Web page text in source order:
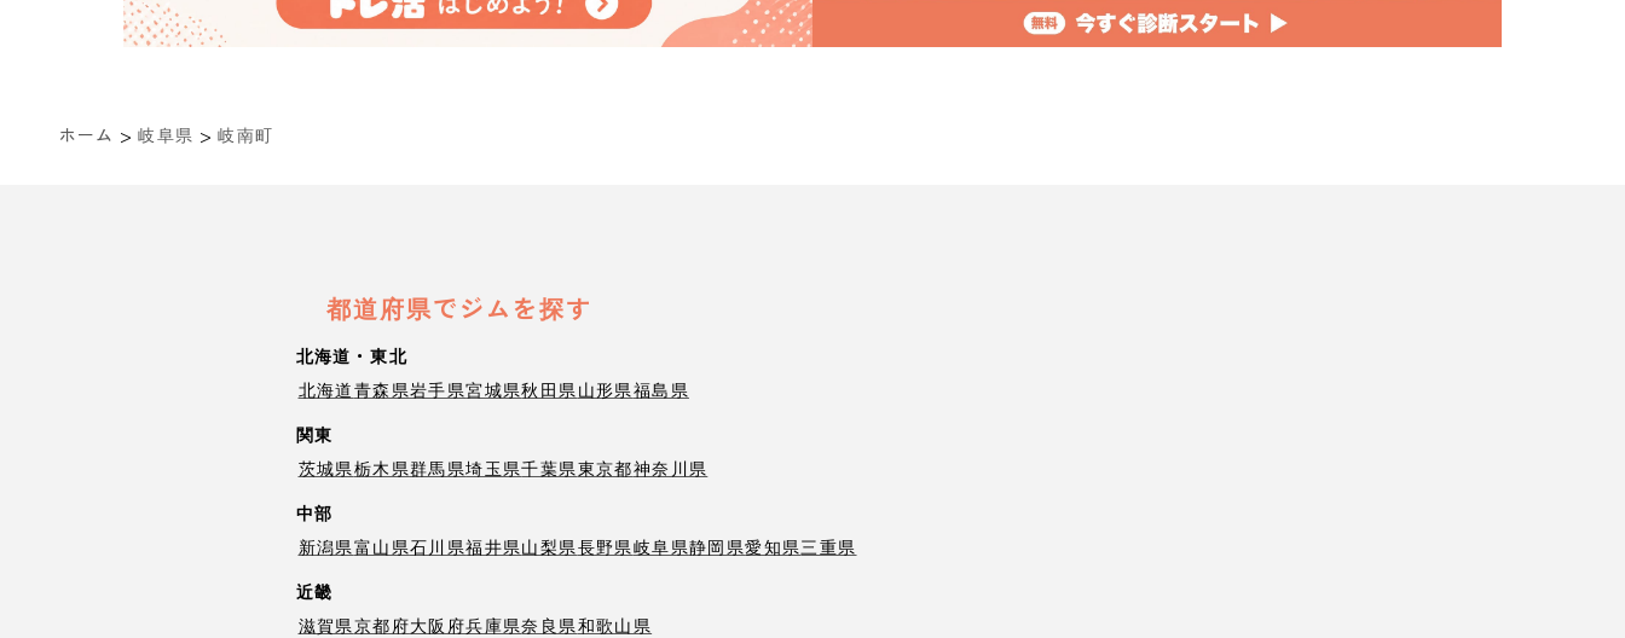
ホーム > 岐阜県 > 岐南町
都道府県でジムを探す
北海道・東北
北海道青森県岩手県宮城県秋田県山形県福島県
関東
茨城県栃木県群馬県埼玉県千葉県東京都神奈川県
中部
新潟県富山県石川県福井県山梨県長野県岐阜県静岡県愛知県三重県
近畿
滋賀県京都府大阪府兵庫県奈良県和歌山県